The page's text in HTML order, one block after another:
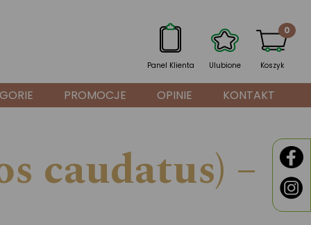
Panel Klienta Ulubione Koszyk
0
PROMOCJE OPINIE KONTAKT
caudatus) –